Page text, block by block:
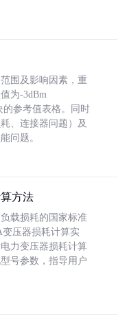
围及影响因素，重
为-3dBm
的参考值表格。同时
、连接器问题）及
问题。
方法
载损耗的国家标准
变压器损耗计算实
力变压器损耗计算
号参数，指导用户